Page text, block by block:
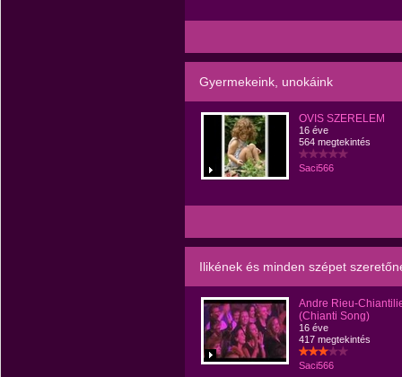
Gyermekeink, unokáink
OVIS SZERELEM
16 éve
564 megtekintés
Saci566
Ilikének és minden szépet
Andre Rieu-
(Chianti Song)
16 éve
417 megtekintés
Saci566